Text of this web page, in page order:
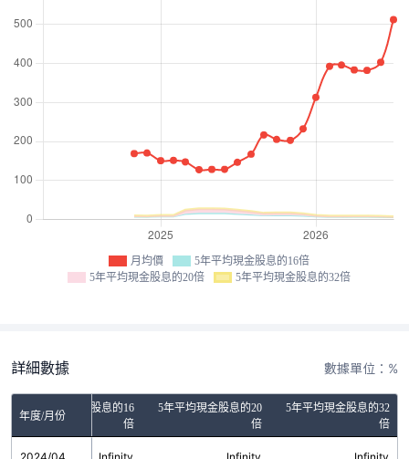
月均價
5年平均現金股息的16倍
5年平均現金股息的20倍
5年平均現金股息的32倍
詳細數據 數據單位：%
年度/月份
5年平均現金股息的16
倍
5年平均現金股息的20
倍
5年平均現金股息的32
倍